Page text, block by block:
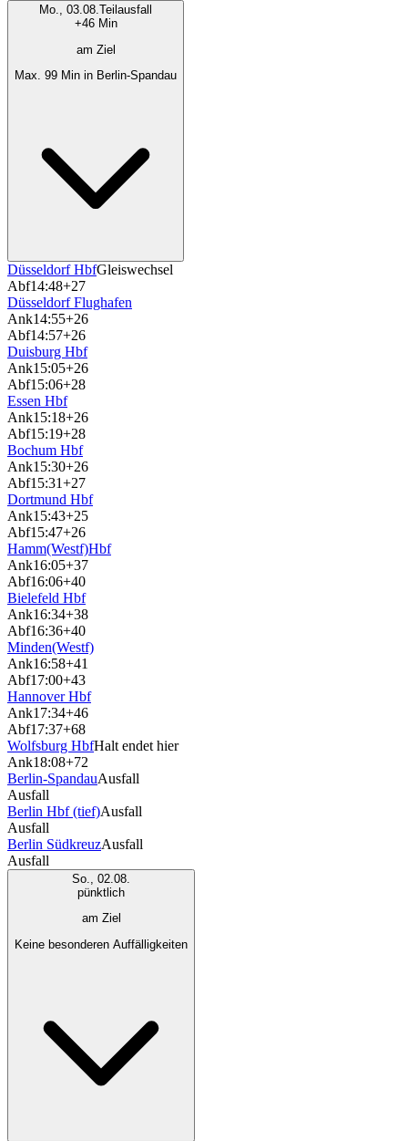
Mo., 03.08.Teilausfall
+46 Min
am Ziel
Max. 99 Min in Berlin-Spandau
Düsseldorf HbfGleiswechsel
Abf14:48+27
Düsseldorf Flughafen
Ank14:55+26
Abf14:57+26
Duisburg Hbf
Ank15:05+26
Abf15:06+28
Essen Hbf
Ank15:18+26
Abf15:19+28
Bochum Hbf
Ank15:30+26
Abf15:31+27
Dortmund Hbf
Ank15:43+25
Abf15:47+26
Hamm(Westf)Hbf
Ank16:05+37
Abf16:06+40
Bielefeld Hbf
Ank16:34+38
Abf16:36+40
Minden(Westf)
Ank16:58+41
Abf17:00+43
Hannover Hbf
Ank17:34+46
Abf17:37+68
Wolfsburg HbfHalt endet hier
Ank18:08+72
Berlin-SpandauAusfall
Ausfall
Berlin Hbf (tief)Ausfall
Ausfall
Berlin SüdkreuzAusfall
Ausfall
So., 02.08.
pünktlich
am Ziel
Keine besonderen Auffälligkeiten